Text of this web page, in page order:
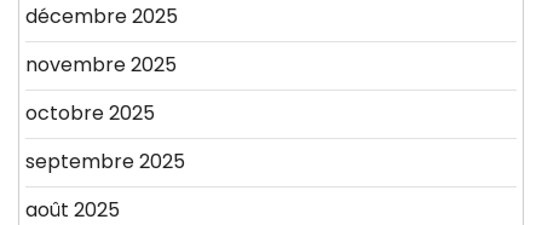
décembre 2025
novembre 2025
octobre 2025
septembre 2025
août 2025